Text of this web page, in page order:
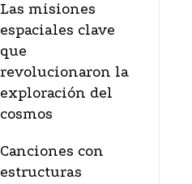
Las misiones
espaciales clave
que
revolucionaron la
exploración del
cosmos
Canciones con
estructuras